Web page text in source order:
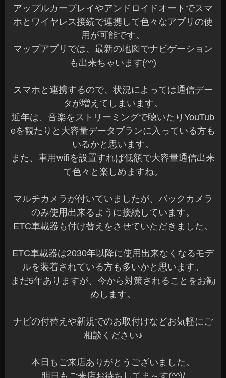
アップルカープレイやアンドロイドオートでスマ
ホとワイヤレス接続で連携して色々なアプリの使
用が可能です。
マップアプリでは、最新の地図でナビゲーション
も出来ちゃいます(^^)
スマホと連携するので、状況によっては通信デー
タが増えてしまいます。
近年は、音楽をストリーミングで聴いたりYouTub
eを観たりと大容量データプランに入っている方も
いるかと思います。
また、車用wifiを設置すれば低額で大容量通信出来
て色々と楽しめますね。
マルチカメラが付いていましたが、バックカメラ
のみ使用出来るように接続しています。
ETC車載器も付け替えをさせていただきました。
ETC車載器は2030年以降に使用出来なくなるモデ
ルを装着されている方も多いかと思います。
まだ5年ありますが、今から対策されることをお勧
めします。
ナビの付替えや新規でのお取付けなどお気軽にご
相談ください♪
本日もご来店ありがとうございました。
明日もご来店お待ちしてま～す(^^)/